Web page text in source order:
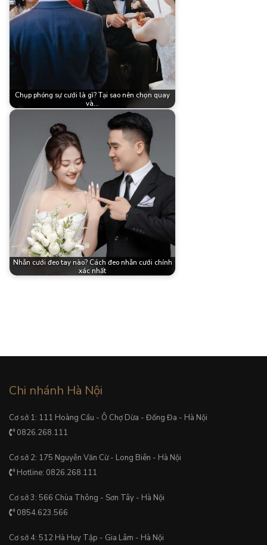
Chụp phóng sự cưới là gì? Tại sao nên chọn quay
và…
Nhẫn cưới đeo tay nào? Cách đeo nhẫn cưới chính
xác nhất
Chi nhánh Hà Nội
Cơ sở 1: 111 Hoàng Cầu - Ô Chợ Dừa - Đống Đa - Hà Nội
0826.268.111
Cơ sở 2: 175 Nguyễn Văn Cừ - Long Biên - Hà Nội
Hotline: 0826.268.111
Cơ sở 3: 566 Chùa Thông - Sơn Tây - Hà Nội
0854.623.566
Cơ sở 4: 512 Hà Huy Tập - Gia Lâm - Hà Nội